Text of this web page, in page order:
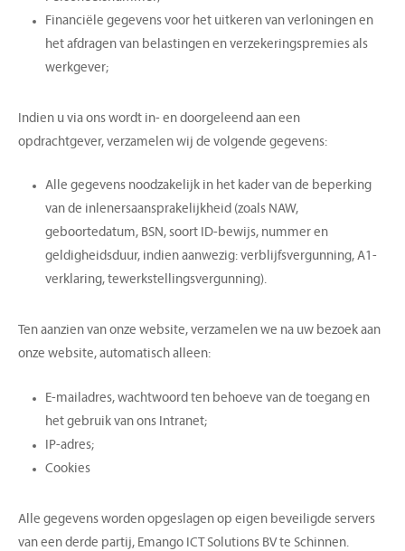
Financiële gegevens voor het uitkeren van verloningen en
het afdragen van belastingen en verzekeringspremies als
werkgever;
Indien u via ons wordt in- en doorgeleend aan een
opdrachtgever, verzamelen wij de volgende gegevens:
Alle gegevens noodzakelijk in het kader van de beperking
van de inlenersaansprakelijkheid (zoals NAW,
geboortedatum, BSN, soort ID-bewijs, nummer en
geldigheidsduur, indien aanwezig: verblijfsvergunning, A1-
verklaring, tewerkstellingsvergunning).
Ten aanzien van onze website, verzamelen we na uw bezoek aan
onze website, automatisch alleen:
E-mailadres, wachtwoord ten behoeve van de toegang en
het gebruik van ons Intranet;
IP-adres;
Cookies
Alle gegevens worden opgeslagen op eigen beveiligde servers
van een derde partij, Emango ICT Solutions BV te Schinnen.